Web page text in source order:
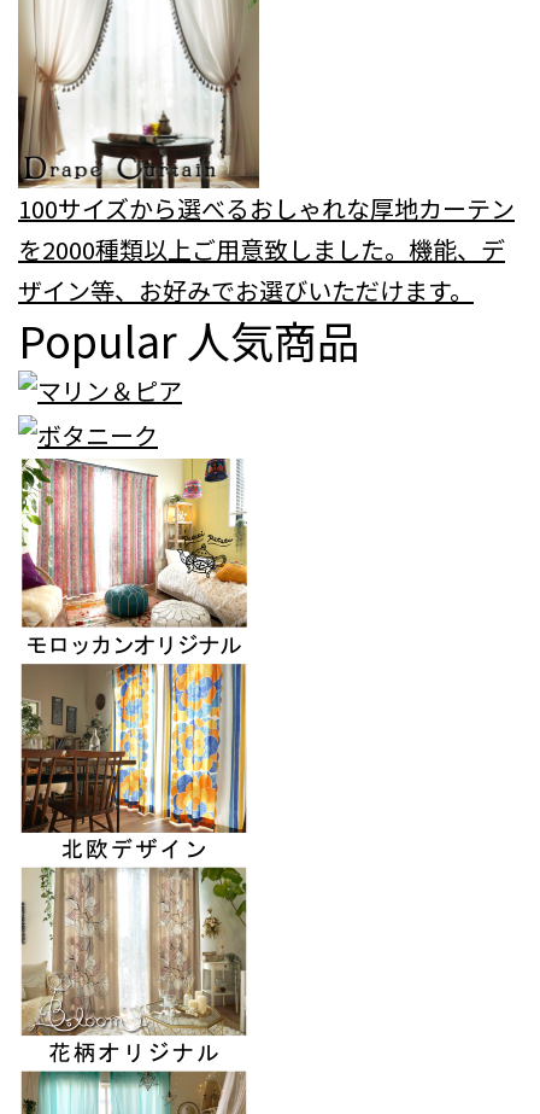
100サイズから選べるおしゃれな厚地カーテン
を2000種類以上ご用意致しました。機能、デ
ザイン等、お好みでお選びいただけます。
Popular人気商品